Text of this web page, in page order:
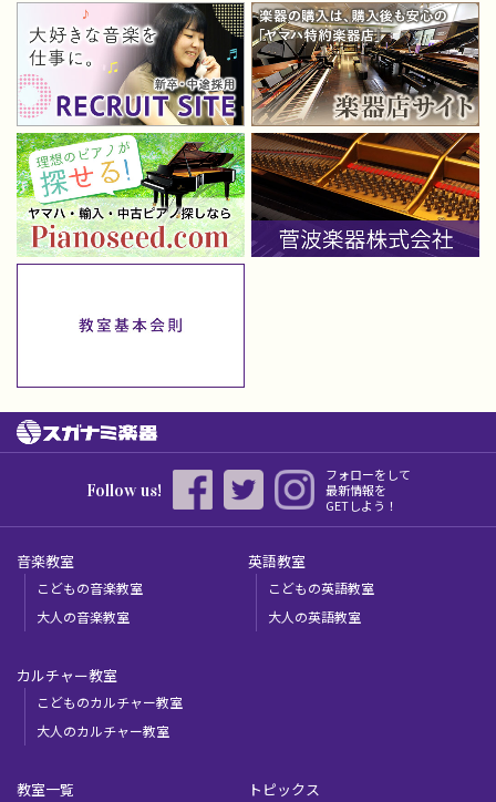
Follow us!
フォローをして
最新情報を
GETしよう！
音楽教室
こどもの音楽教室
大人の音楽教室
英語教室
こどもの英語教室
大人の英語教室
カルチャー教室
こどものカルチャー教室
大人のカルチャー教室
教室一覧 トピックス